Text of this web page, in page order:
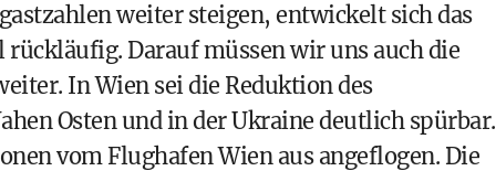
weiter steigen, entwickelt sich das
Darauf müssen wir uns auch die
In Wien sei die Reduktion des
Osten und in der Ukraine deutlich spürbar.
vom Flughafen Wien aus angeflogen. Die